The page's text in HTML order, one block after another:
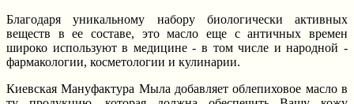
Благодаря уникальному набору биологически активных
веществ в ее составе, это масло еще с античных времен
широко используют в медицине - в том числе и народной -
фармакологии, косметологии и кулинарии.
Киевская Мануфактура Мыла добавляет облепиховое масло в